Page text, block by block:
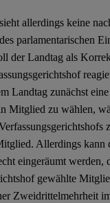
allerdings keine
parlamentarischen
der Landtag als
Landtag zunächst
Mitglied zu wählen,
Allerdings kann
eingeräumt werden,
gewählte
Zweidrittelmehrheit